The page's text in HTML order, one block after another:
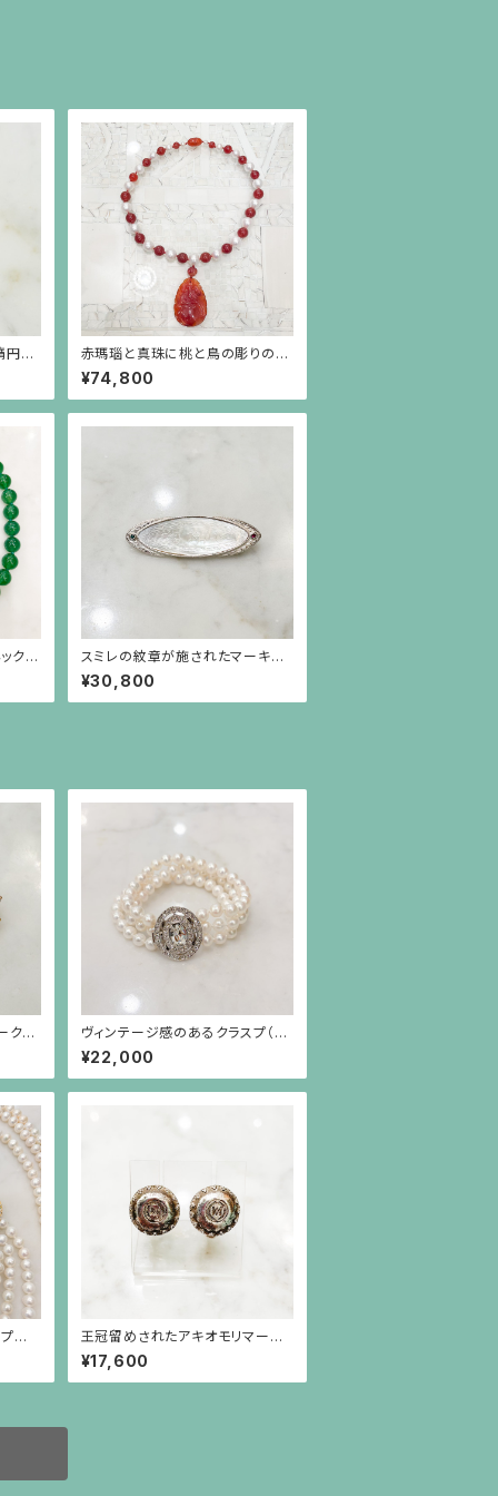
円形
ント
赤瑪瑙と真珠に桃と鳥の彫りの赤
瑪瑙が揺れるネックレス
¥74,800
クレ
スミレの紋章が施されたマーキス
型の白蝶貝、エメラルド、ルビーの
シルバーブローチ兼ペンダント
¥30,800
クの
）
ヴィンテージ感のあるクラスプ（銀
色）のパール3連ブレスレット
¥22,000
の
王冠留めされたアキオモリマーク
の刻印のイヤリング（大）
¥17,600